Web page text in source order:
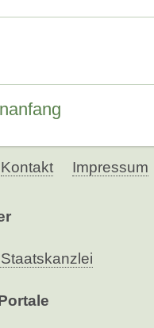
Kontakt Impressum